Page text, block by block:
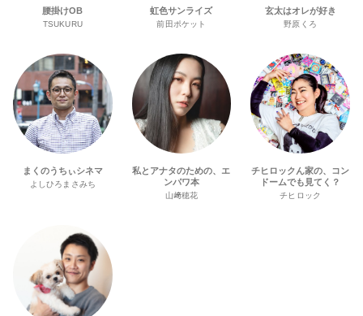
腰掛けOB
TSUKURU
虹色サンライズ
前田ポケット
玄太はオレが好き
野原くろ
まくのうちぃシネマ
よしひろまさみち
私とアナタのための、エ
ンパワ本
山﨑穂花
チヒロックん家の、コン
ドームでも見てく？
チヒロック